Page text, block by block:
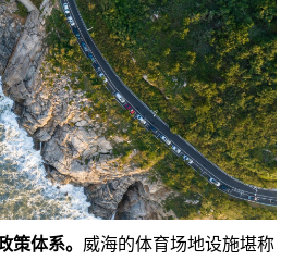
策体系。 威海的体育场地设施堪称